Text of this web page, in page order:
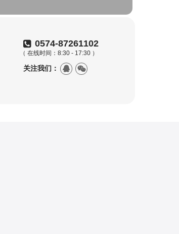
0574-87261102
（ 在线时间：8:30 - 17:30 ）
关注我们：